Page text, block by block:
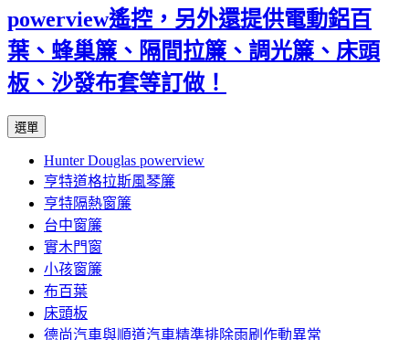
powerview遙控，另外還提供電動鋁百
葉、蜂巢簾、隔間拉簾、調光簾、床頭
板、沙發布套等訂做！
選單
內
容
Hunter Douglas powerview
亨特道格拉斯風琴簾
亨特隔熱窗簾
台中窗簾
實木門窗
小孩窗簾
布百葉
床頭板
德尚汽車與順道汽車精準排除雨刷作動異常